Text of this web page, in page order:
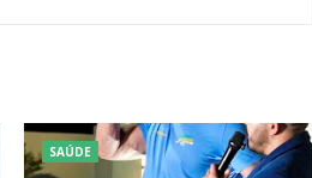
SAÚDE